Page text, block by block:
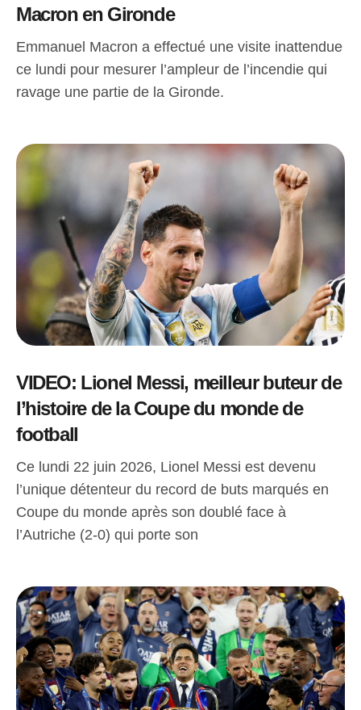
Macron en Gironde
Emmanuel Macron a effectué une visite inattendue
ce lundi pour mesurer l’ampleur de l’incendie qui
ravage une partie de la Gironde.
VIDEO: Lionel Messi, meilleur buteur de
l’histoire de la Coupe du monde de
football
Ce lundi 22 juin 2026, Lionel Messi est devenu
l’unique détenteur du record de buts marqués en
Coupe du monde après son doublé face à
l’Autriche (2-0) qui porte son